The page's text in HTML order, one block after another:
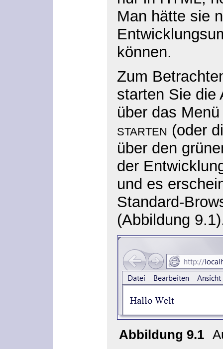
Man hätte sie
können.
Zum
starten Sie die
über das
starten (oder
über den
der
und es
Standard-
(Abbildung
Abbildung 9.1